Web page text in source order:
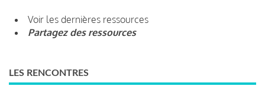
Voir les dernières ressources
Partagez des ressources
LES RENCONTRES